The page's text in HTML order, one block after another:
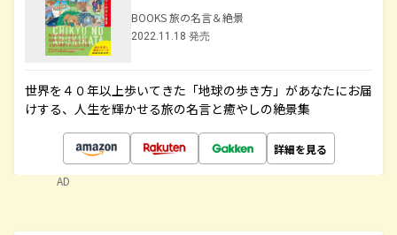
BOOKS 旅の名言＆絶景
2022.11.18 発売
世界を４０年以上歩いてきた「地球の歩き方」があなたにお届
けする、人生を輝かせる旅の名言と癒やしの絶景集
詳細を見る
AD